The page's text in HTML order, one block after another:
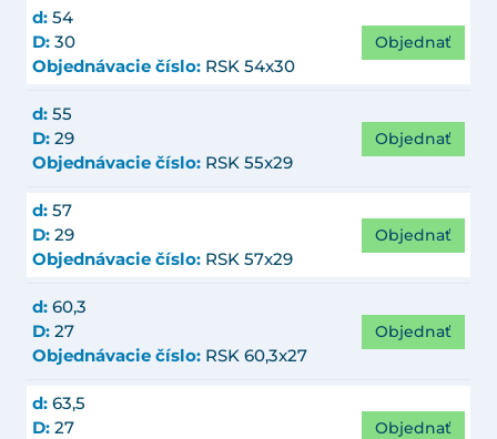
d: 54
D: 30
Objednávacie číslo: RSK 54x30
Objednať
d: 55
D: 29
Objednávacie číslo: RSK 55x29
Objednať
d: 57
D: 29
Objednávacie číslo: RSK 57x29
Objednať
d: 60,3
D: 27
Objednávacie číslo: RSK 60,3x27
Objednať
d: 63,5
D: 27
Objednať